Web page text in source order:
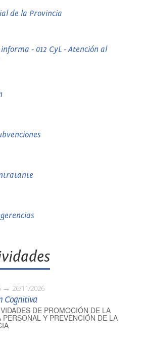
de la Provincia
- 012 CyL - Atención al
26/11/2026
Cognitiva
DE PROMOCIÓN DE LA
PERSONAL Y PREVENCIÓN DE LA